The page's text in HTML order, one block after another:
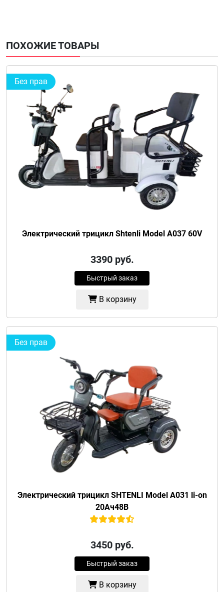
ПОХОЖИЕ ТОВАРЫ
Без прав
Электрический трицикл Shtenli Model A037 60V
3390руб.
Быстрый заказ
В корзину
Без прав
Электрический трицикл SHTENLI Model A031 li-on
20Ач48В
3450руб.
Быстрый заказ
В корзину